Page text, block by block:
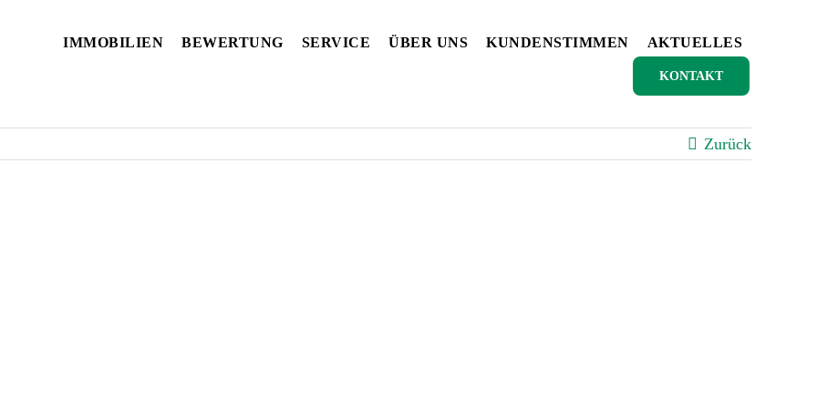
IMMOBILIEN BEWERTUNG SERVICE ÜBER UNS KUNDENSTIMMEN AKTUELLES
KONTAKT
Zurück